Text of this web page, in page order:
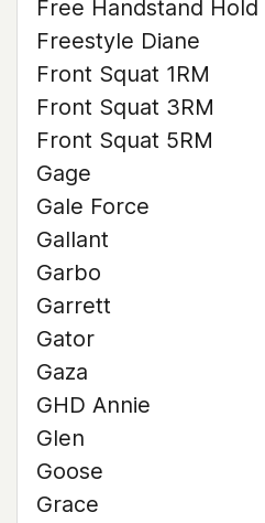
Free Handstand Hold
Freestyle Diane
Front Squat 1RM
Front Squat 3RM
Front Squat 5RM
Gage
Gale Force
Gallant
Garbo
Garrett
Gator
Gaza
GHD Annie
Glen
Goose
Grace